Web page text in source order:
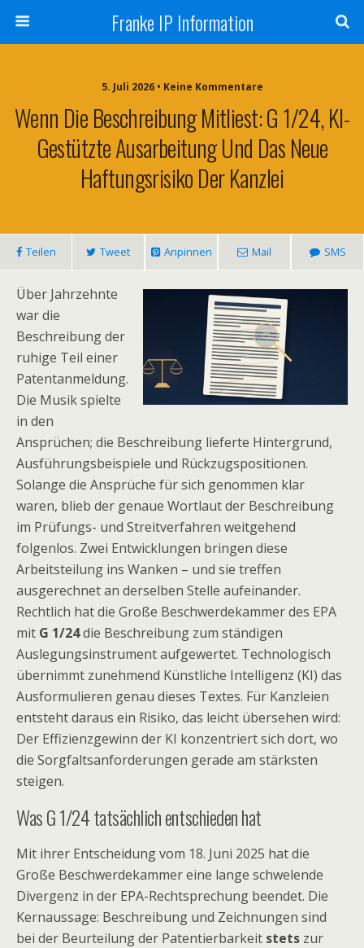
Franke IP Information
5. Juli 2026 • Keine Kommentare
Wenn Die Beschreibung Mitliest: G 1/24, KI-
Gestützte Ausarbeitung Und Das Neue
Haftungsrisiko Der Kanzlei
Teilen Tweet Anpinnen Mail SMS
Über Jahrzehnte
war die
Beschreibung der
ruhige Teil einer
Patentanmeldung.
Die Musik spielte
in den
Ansprüchen; die Beschreibung lieferte Hintergrund,
Ausführungsbeispiele und Rückzugspositionen.
Solange die Ansprüche für sich genommen klar
waren, blieb der genaue Wortlaut der Beschreibung
im Prüfungs- und Streitverfahren weitgehend
folgenlos. Zwei Entwicklungen bringen diese
Arbeitsteilung ins Wanken – und sie treffen
ausgerechnet an derselben Stelle aufeinander.
Rechtlich hat die Große Beschwerdekammer des EPA
mit G 1/24die Beschreibung zum ständigen
Auslegungsinstrument aufgewertet. Technologisch
übernimmt zunehmend Künstliche Intelligenz (KI) das
Ausformulieren genau dieses Textes. Für Kanzleien
entsteht daraus ein Risiko, das leicht übersehen wird:
Der Effizienzgewinn der KI konzentriert sich dort, wo
die Sorgfaltsanforderungen gerade am stärksten
steigen.
Was G 1/24 tatsächlich entschieden hat
Mit ihrer Entscheidung vom 18. Juni 2025 hat die
Große Beschwerdekammer eine lange schwelende
Divergenz in der EPA-Rechtsprechung beendet. Die
Kernaussage: Beschreibung und Zeichnungen sind
bei der Beurteilung der Patentierbarkeit stets zur